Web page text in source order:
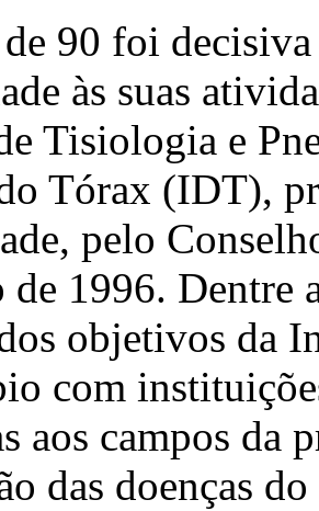
90 foi
às suas
Tisiologia e
Tórax (IDT),
pelo
de 1996. Dentre
objetivos da
com
aos campos da
das doenças